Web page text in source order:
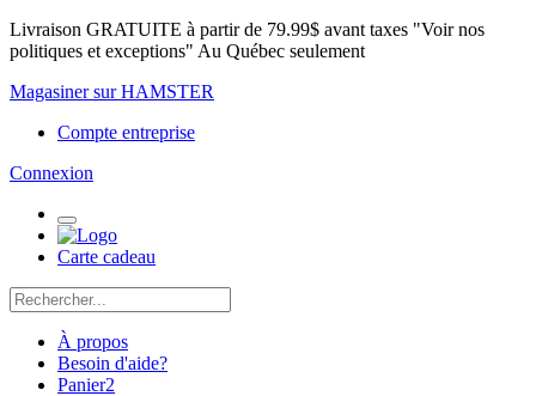
Livraison GRATUITE à partir de 79.99$ avant taxes "Voir nos
politiques et exceptions" Au Québec seulement
Magasiner sur HAMSTER
Compte entreprise
Connexion
Carte cadeau
À propos
Besoin d'aide?
Panier2